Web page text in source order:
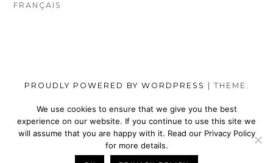
FRANÇAIS
PROUDLY POWERED BY WORDPRESS
THEME:
SOCIAL
MENU
TOP
SHOES
TOP
VEGAN
NIKE
TOP
VEGAN
WALLETS
TOP
VEGAN
SATEFY
TOP
VEGAN
DRESS
TOP
SHOES
TOP
We use cookies to ensure that we give you the best
experience on our website. If you continue to use this site we
will assume that you are happy with it. Read our Privacy Policy
for more details.